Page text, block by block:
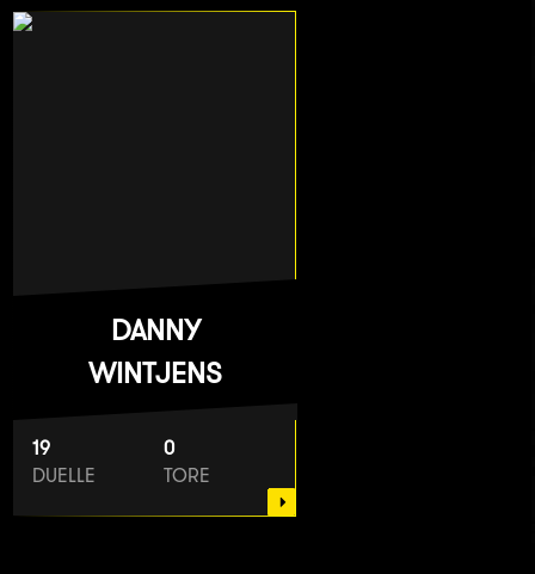
DANNY
WINTJENS
19
DUELLE
0
TORE